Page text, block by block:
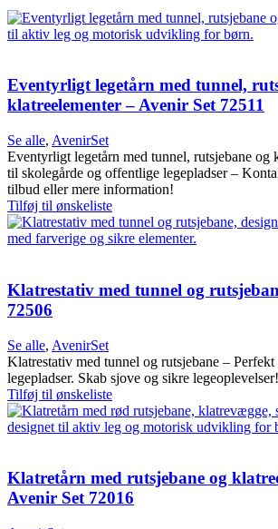
Eventyrligt legetårn med tunnel,
klatreelementer – Avenir Set 72511
Se alle, AvenirSet
Eventyrligt legetårn med tunnel, rutsjebane og
til skolegårde og offentlige legepladser –
tilbud eller mere information!
Tilføj til ønskeliste
Klatrestativ med tunnel og
72506
Se alle, AvenirSet
Klatrestativ med tunnel og rutsjebane –
legepladser. Skab sjove og sikre legeoplevelser!
Tilføj til ønskeliste
Klatretårn med rutsjebane og
Avenir Set 72016